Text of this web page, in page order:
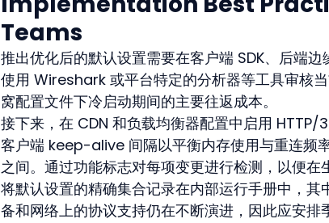
Teams
推出优化后的默认设置需要在客户端 SDK、后端
使用 Wireshark 或平台特定的分析器等工具审核
窝配置文件下冷启动期间的主要往返成本。
接下来，在 CDN 和负载均衡器配置中启用
客户端 keep-alive 间隔以平衡内存使用与重连频
之间。通过功能标志对每项变更进行检测，以便在
将默认设置的精确集合记录在内部运行手册中，
备和网络上的协议支持仍在不断演进，因此应安